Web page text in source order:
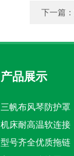
下一篇：
产品展示
三帆布风琴防护罩
机床耐高温软连接
型号齐全优质拖链